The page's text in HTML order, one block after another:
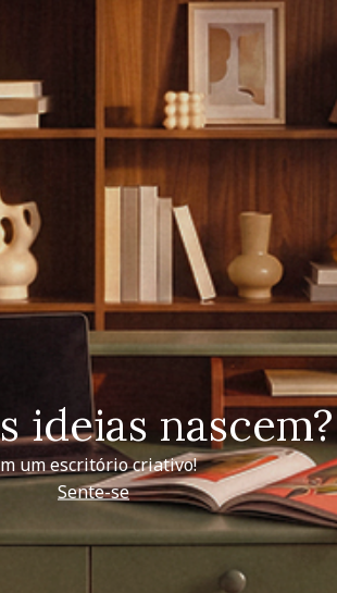
ideias nascem?
um escritório criativo!
Sente-se